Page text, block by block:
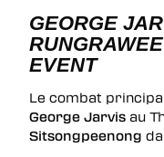
GEORGE
EVENT
Le combat
George Jarvis au
Sitsongpeenong